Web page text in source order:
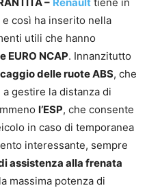
così ha inserito nella
utili che hanno
EURO NCAP. Innanzitutto
delle ruote ABS, che
gestire la distanza di
l’ESP, che consente
in caso di temporanea
interessante, sempre
assistenza alla frenata
massima potenza di